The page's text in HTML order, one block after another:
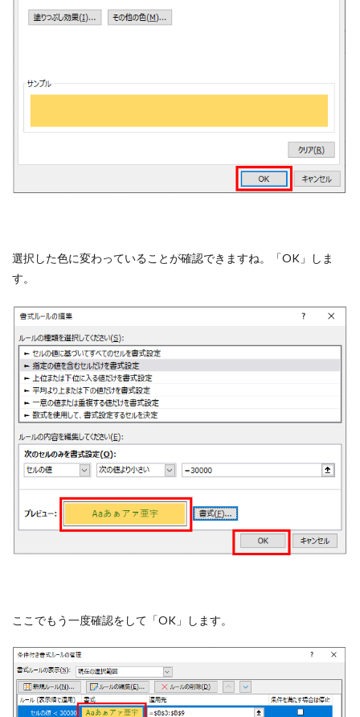
選択した色に変わっていることが確認できますね。「OK」しま
す。
ここでもう一度確認をして「OK」します。